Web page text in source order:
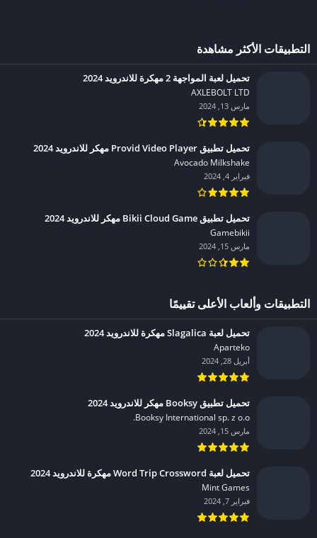
التطبيقات الأكثر مشاهدة
تحميل لعبة المواجهة 2 مهكرة للاندرويد 2024
AXLEBOLT LTD‏
مارس 13, 2024
تحميل تطبيق Provid Video Player مهكر للاندرويد 2024
Avocado Milkshake‏
فبراير 4, 2024
تحميل تطبيق Bikii Cloud Game مهكر للاندرويد 2024
Gamebikii‏
مارس 15, 2024
التطبيقات وألعاب الأعلى تقييمًا
تحميل لعبة Slagalica مهكرة للاندرويد 2024
Aparteko‏
أبريل 28, 2024
تحميل تطبيق Booksy مهكر للاندرويد 2024
Booksy International sp. z o.o.‏
مارس 15, 2024
تحميل لعبة Word Trip Crossword مهكرة للاندرويد 2024
Mint Games‏
فبراير 7, 2024